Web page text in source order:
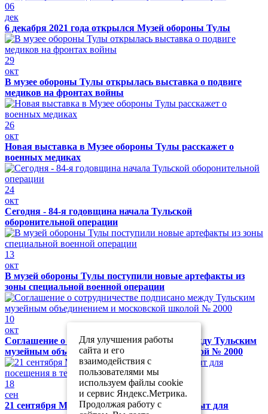
06
дек
6 декабря 2021 года открылся Музей обороны Тулы
29
окт
В музее обороны Тулы открылась выставка о подвиге
медиков на фронтах войны
26
окт
Новая выставка в Музее обороны Тулы расскажет о
военных медиках
24
окт
Сегодня - 84-я годовщина начала Тульской
оборонительной операции
13
окт
В музей обороны Тулы поступили новые артефакты из
зоны специальной военной операции
10
окт
Соглашение о сотрудничестве подписано между Тульским
музейным объединением и московской школой № 2000
18
сен
21 сентября Музей обороны Тулы будет закрыт для
Для улучшения работы
сайта и его
взаимодействия с
пользователями мы
используем файлы cookie
и сервис Яндекс.Метрика.
Продолжая работу с